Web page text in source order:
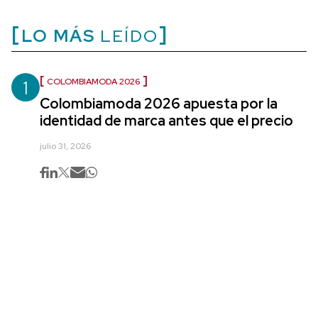
LO MÁS LEÍDO
1 COLOMBIAMODA 2026
Colombiamoda 2026 apuesta por la
identidad de marca antes que el precio
julio 31, 2026